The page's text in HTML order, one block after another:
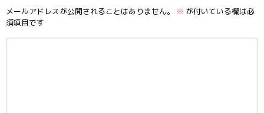
メールアドレスが公開されることはありません。 ※ が付いている欄は必
須項目です